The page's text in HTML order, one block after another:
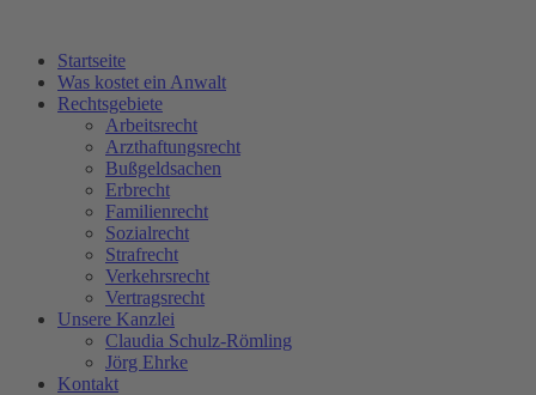
wechselnStartseite
Was kostet ein Anwalt
Rechtsgebiete
Arbeitsrecht
Arzthaftungsrecht
Bußgeldsachen
Erbrecht
Familienrecht
Sozialrecht
Strafrecht
Verkehrsrecht
Vertragsrecht
Unsere Kanzlei
Claudia Schulz-Römling​
Jörg Ehrke
Kontakt